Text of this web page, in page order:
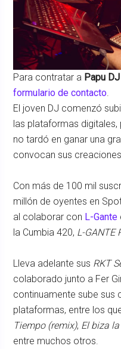
Para contratar a Papu DJ
formulario de contacto
El joven DJ comenzó
las plataformas digitales,
no tardó en ganar una
convocan sus
Con más de 100 mil
millón de oyentes en
al colaborar con L-Gante
la Cumbia 420, L-GANTE
Lleva adelante sus RKT
colaborado junto a Fer
continuamente sube sus
plataformas, entre los
Tiempo (remix), El biza
entre muchos otros.